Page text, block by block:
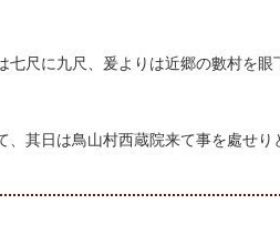
七尺に九尺、爰よりは近郷の數村を眼
、其日は鳥山村西蔵院来て事を處せり